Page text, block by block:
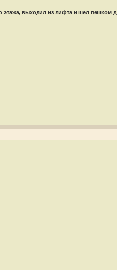
выходил из лифта и шел пешком